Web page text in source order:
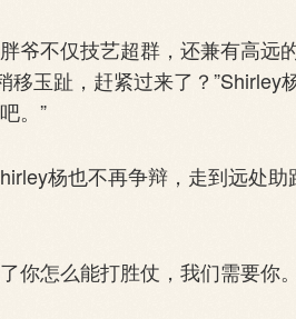
不仅技艺超群，还兼有高远
移玉趾，赶紧过来了？
。”
杨也不再争辩，走到远处助
怎么能打胜仗，我们需要你。